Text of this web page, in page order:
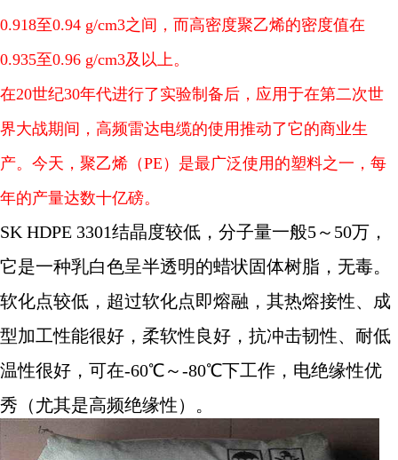
0.918至0.94 g/cm3之间，而高密度聚乙烯的密度值在
0.935至0.96 g/cm3及以上。
在20世纪30年代进行了实验制备后，应用于在第二次世
界大战期间，高频雷达电缆的使用推动了它的商业生
产。今天，聚乙烯（PE）是最广泛使用的塑料之一，每
年的产量达数十亿磅。
SK HDPE 3301结晶度较低，分子量一般5～50万，
它是一种乳白色呈半透明的蜡状固体树脂，无毒。
软化点较低，超过软化点即熔融，其热熔接性、成
型加工性能很好，柔软性良好，抗冲击韧性、耐低
温性很好，可在-60℃～-80℃下工作，电绝缘性优
秀（尤其是高频绝缘性）。